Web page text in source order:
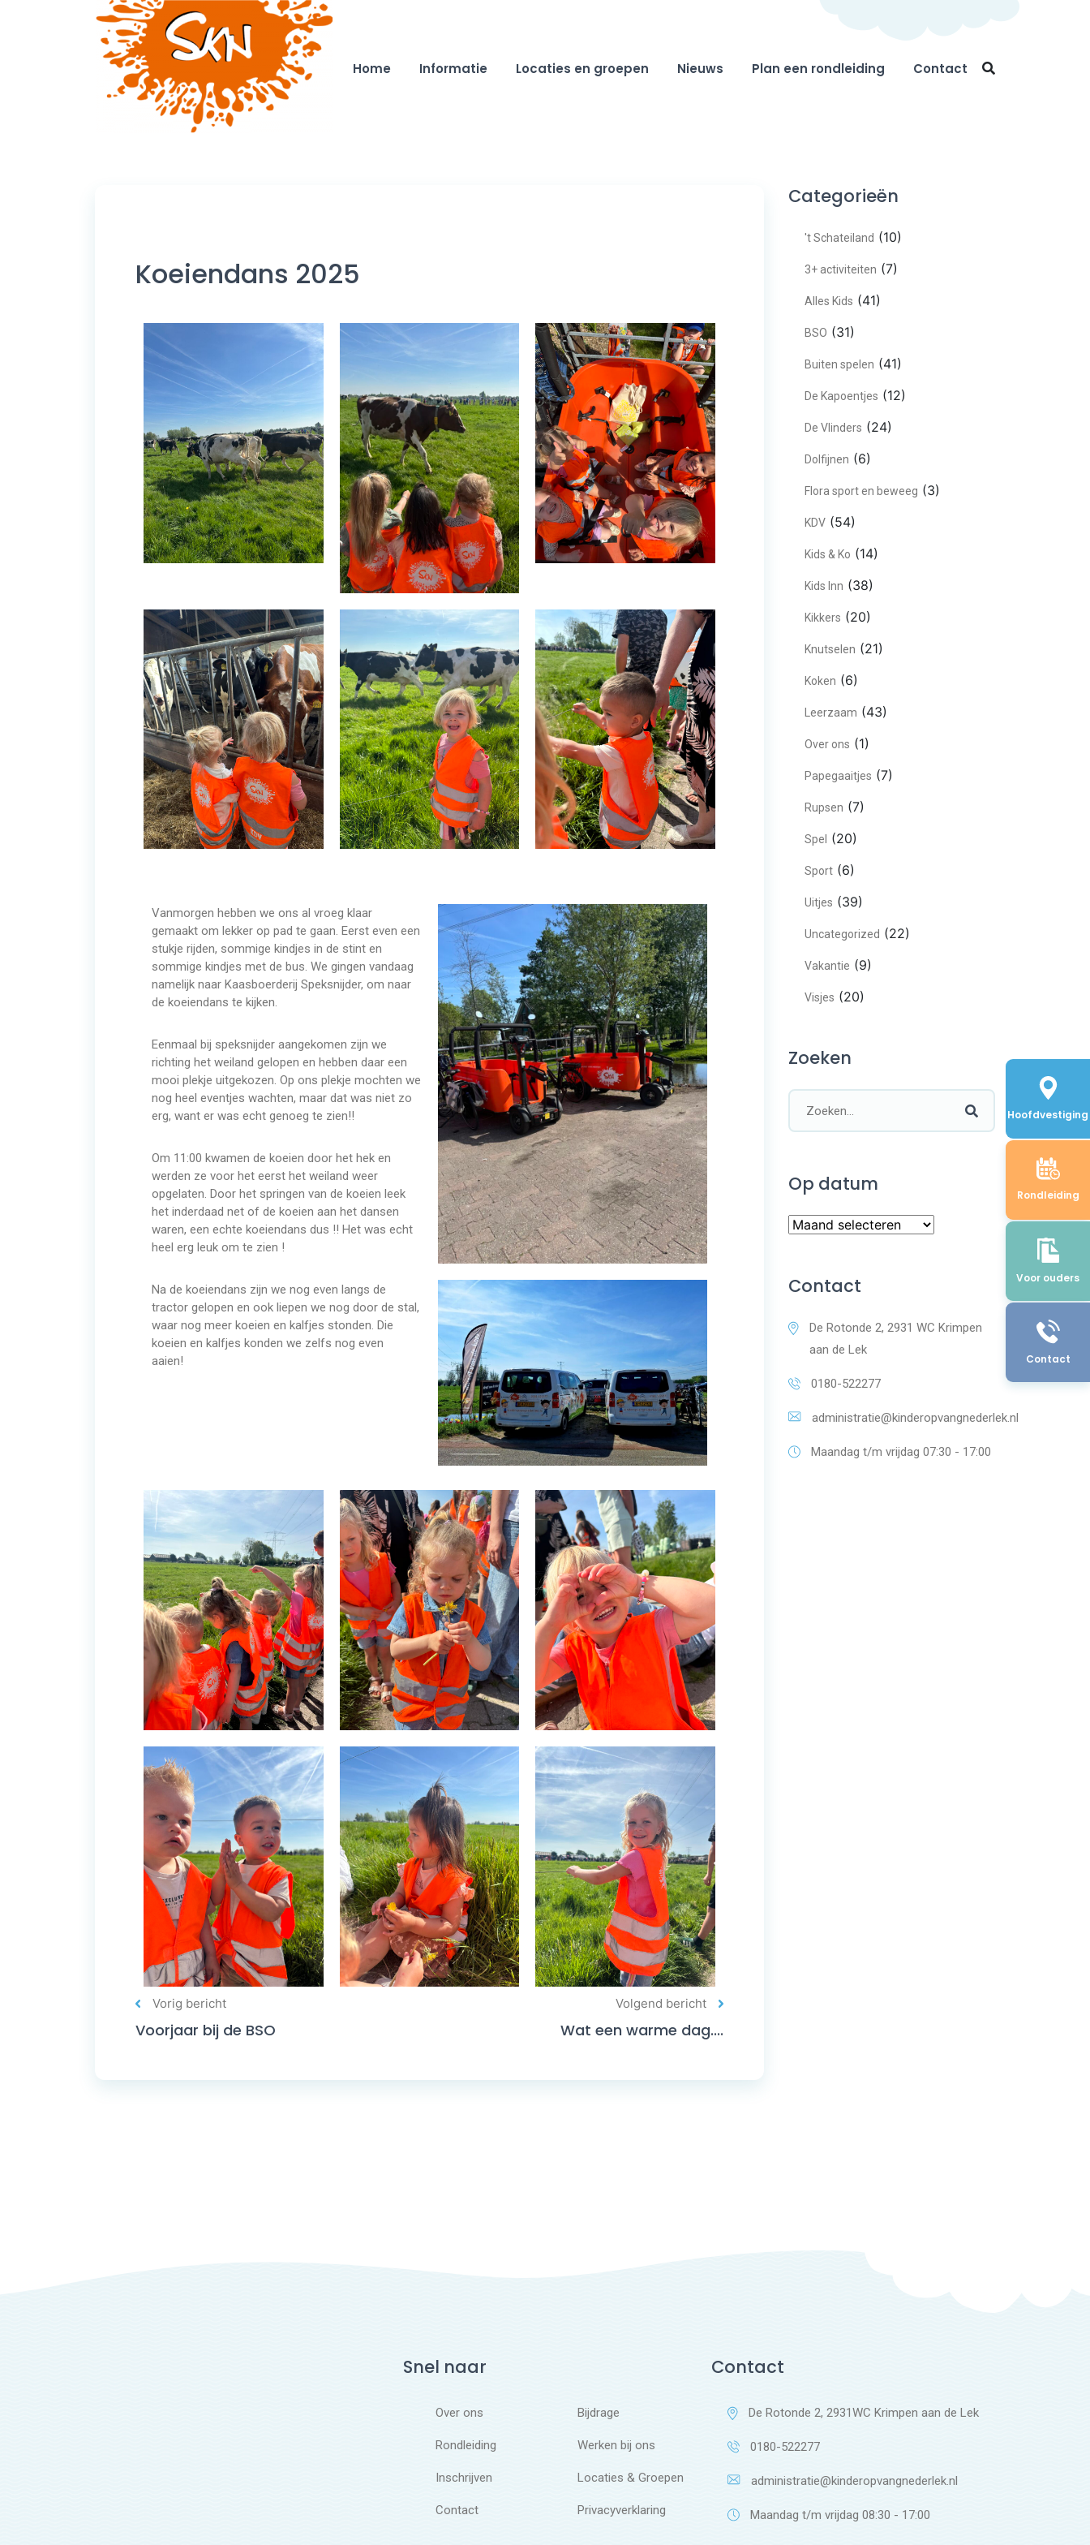
Hoofdvestiging
Rondleiding
Voor ouders
Contact
Home Informatie Locaties en groepen Nieuws Plan een rondleiding Contact
Koeiendans 2025
Vanmorgen hebben we ons al vroeg klaar
gemaakt om lekker op pad te gaan. Eerst even een
stukje rijden, sommige kindjes in de stint en
sommige kindjes met de bus. We gingen vandaag
namelijk naar Kaasboerderij Speksnijder, om naar
de koeiendans te kijken.
Eenmaal bij speksnijder aangekomen zijn we
richting het weiland gelopen en hebben daar een
mooi plekje uitgekozen. Op ons plekje mochten we
nog heel eventjes wachten, maar dat was niet zo
erg, want er was echt genoeg te zien!!
Om 11:00 kwamen de koeien door het hek en
werden ze voor het eerst het weiland weer
opgelaten. Door het springen van de koeien leek
het inderdaad net of de koeien aan het dansen
waren, een echte koeiendans dus !! Het was echt
heel erg leuk om te zien !
Na de koeiendans zijn we nog even langs de
tractor gelopen en ook liepen we nog door de stal,
waar nog meer koeien en kalfjes stonden. Die
koeien en kalfjes konden we zelfs nog even
aaien!
Vorig bericht
Voorjaar bij de BSO
Volgend bericht
Wat een warme dag....
Categorieën
't Schateiland (10)
3+ activiteiten (7)
Alles Kids (41)
BSO (31)
Buiten spelen (41)
De Kapoentjes (12)
De Vlinders (24)
Dolfijnen (6)
Flora sport en beweeg (3)
KDV (54)
Kids & Ko (14)
Kids Inn (38)
Kikkers (20)
Knutselen (21)
Koken (6)
Leerzaam (43)
Over ons (1)
Papegaaitjes (7)
Rupsen (7)
Spel (20)
Sport (6)
Uitjes (39)
Uncategorized (22)
Vakantie (9)
Visjes (20)
Zoeken
Op datum
Contact
De Rotonde 2, 2931 WC Krimpen
aan de Lek
0180-522277
administratie@kinderopvangnederlek.nl
Maandag t/m vrijdag 07:30 - 17:00
Snel naar
Over ons Bijdrage
Rondleiding Werken bij ons
Inschrijven Locaties & Groepen
Contact Privacyverklaring
Contact
De Rotonde 2, 2931WC Krimpen aan de Lek
0180-522277
administratie@kinderopvangnederlek.nl
Maandag t/m vrijdag 08:30 - 17:00